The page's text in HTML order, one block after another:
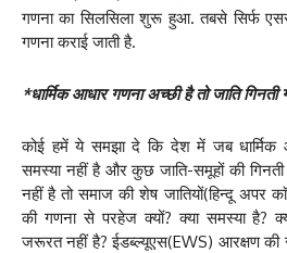
गणना का सिलसिला शुरू हुआ. तबसे सिर्फ
गणना कराई जाती है.
*धार्मिक आधार गणना अच्छी है तो जाति
कोई हमें ये समझा दे कि देश में जब धार्मिक
समस्या नहीं है और कुछ जाति-समूहों की
नहीं है तो समाज की शेष जातियों(हिन्दू अपर
की गणना से परहेज क्यों? क्या समस्या है?
जरूरत नहीं है? ईडब्ल्यूएस(EWS) आरक्षण की